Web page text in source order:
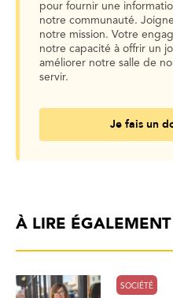
pour fournir une
notre communauté.
notre mission. Votre
notre capacité à offrir un
améliorer notre salle de
servir.
Je fais un
À LIRE ÉGALEMENT
SOCIÉTÉ